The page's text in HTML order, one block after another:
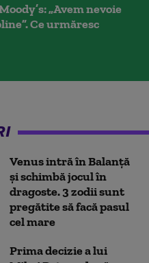
„Avem nevoie
Ce urmăresc
Venus intră în Balanță
și schimbă jocul în
dragoste. 3 zodii sunt
pregătite să facă pasul
cel mare
Prima decizie a lui